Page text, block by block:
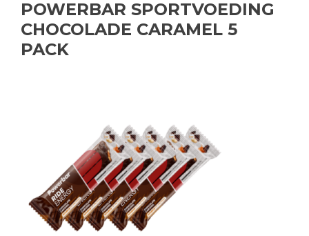
POWERBAR SPORTVOEDING
CHOCOLADE CARAMEL 5
PACK